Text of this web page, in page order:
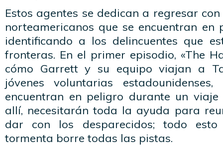
Estos agentes se dedican a regresar
norteamericanos que se encuentran en
identificando a los delincuentes que
fronteras. En el primer episodio, «The
cómo Garrett y su equipo viajan a
jóvenes voluntarias
encuentran en peligro durante un
allí, necesitarán toda la ayuda para
dar con los desparecidos; todo
tormenta borre todas las pistas.